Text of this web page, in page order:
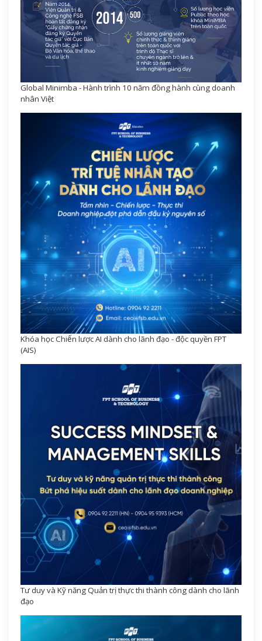
Global Minimba - Hành trình 10 năm đồng hành cùng doanh
nhân Việt
Khóa học Chiến lược AI dành cho lãnh đạo - độc quyền FPT
(AIS)
Tư duy và Kỹ năng Quản trị thực thi thành công dành cho lãnh
đạo